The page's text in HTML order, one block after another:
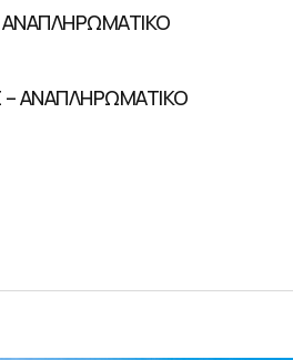
ΑΝΑΠΛΗΡΩΜΑΤΙΚΟ
ΑΝΑΠΛΗΡΩΜΑΤΙΚΟ